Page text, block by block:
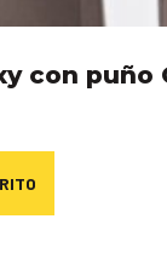
con puño